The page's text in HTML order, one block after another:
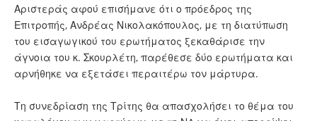
Αριστεράς αφού επισήμανε ότι ο πρόεδρος της
Επιτροπής, Ανδρέας Νικολακόπουλος, με τη διατύπωση
του εισαγωγικού του ερωτήματος ξεκαθάρισε την
άγνοια του κ. Σκουρλέτη, παρέθεσε δύο ερωτήματα και
αρνήθηκε να εξετάσει περαιτέρω τον μάρτυρα.
Τη συνεδρίαση της Τρίτης θα απασχολήσει το θέμα του